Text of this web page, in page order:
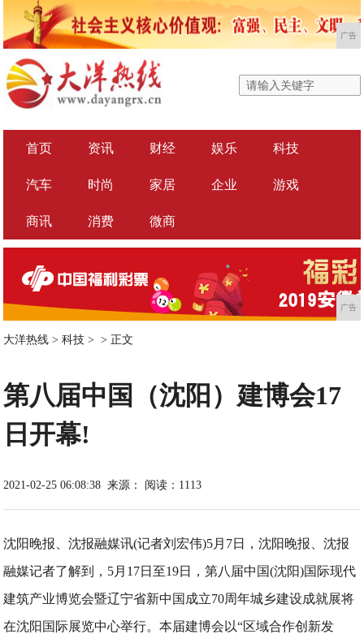
广告
首页 资讯 财经 娱乐 科技
汽车 时尚 家居 企业 游戏
商讯 消费 微商
广告
大洋热线 >科技 > > 正文
第八届中国（沈阳）建博会17
日开幕!
2021-02-25 06:08:38 来源： 阅读：1113
沈阳晚报、沈报融媒讯(记者刘宏伟)5月7日，沈阳晚报、沈报
融媒记者了解到，5月17日至19日，第八届中国(沈阳)国际现代
建筑产业博览会暨辽宁省新中国成立70周年城乡建设成就展将
在沈阳国际展览中心举行。本届建博会以“区域合作创新发